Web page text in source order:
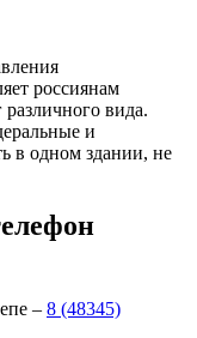
россиянам
различного вида.
и
в одном здании, не
– 8 (48345)